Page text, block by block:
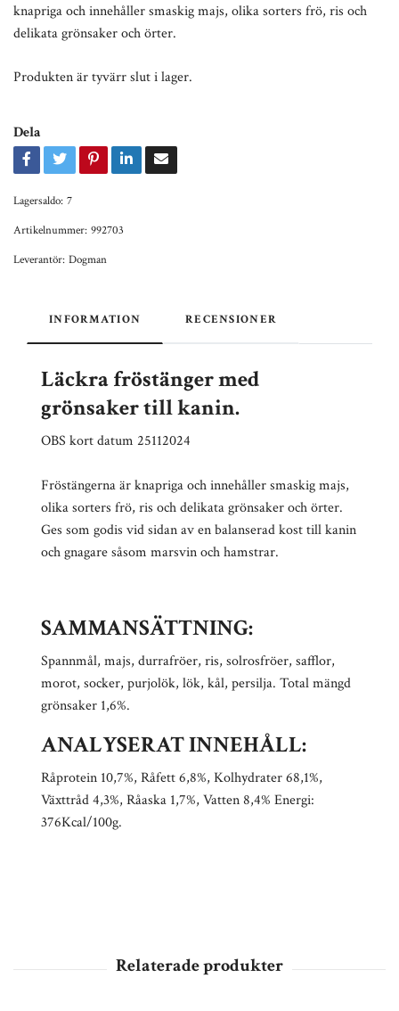
knapriga och innehåller smaskig majs, olika sorters frö, ris och
delikata grönsaker och örter.
Produkten är tyvärr slut i lager.
Dela
Lagersaldo: 7
Artikelnummer: 992703
Leverantör: Dogman
INFORMATION RECENSIONER
Läckra fröstänger med
grönsaker till kanin.
OBS kort datum 25112024
Fröstängerna är knapriga och innehåller smaskig majs,
olika sorters frö, ris och delikata grönsaker och örter.
Ges som godis vid sidan av en balanserad kost till kanin
och gnagare såsom marsvin och hamstrar.
SAMMANSÄTTNING:
Spannmål, majs, durrafröer, ris, solrosfröer, safflor,
morot, socker, purjolök, lök, kål, persilja. Total mängd
grönsaker 1,6%.
ANALYSERAT INNEHÅLL:
Råprotein 10,7%, Råfett 6,8%, Kolhydrater 68,1%,
Växttråd 4,3%, Råaska 1,7%, Vatten 8,4% Energi:
376Kcal/100g.